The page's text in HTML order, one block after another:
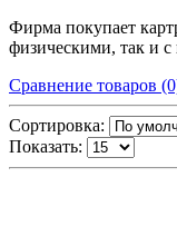
Фирма покупает
физическими, так и
Сравнение товаров
Сортировка:
Показать: